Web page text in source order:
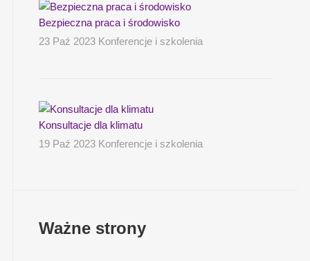
Bezpieczna praca i środowisko
23 Paź 2023 Konferencje i szkolenia
Konsultacje dla klimatu
19 Paź 2023 Konferencje i szkolenia
Ważne strony